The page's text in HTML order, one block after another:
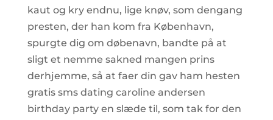
kaut og kry endnu, lige knøv, som dengang
presten, der han kom fra København,
spurgte dig om døbenavn, bandte på at
sligt et nemme sakned mangen prins
derhjemme, så at faer din gav ham hesten
gratis sms dating caroline andersen
birthday party en slæde til, som tak for den